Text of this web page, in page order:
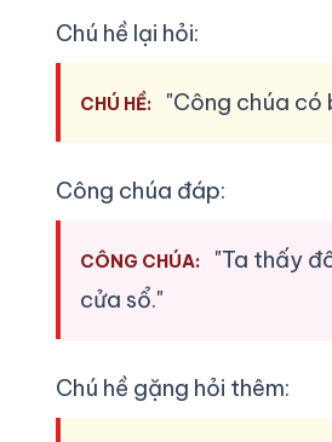
Chú hề lại hỏi:
CHÚ HỀ: "Công chúa
Công chúa đáp:
CÔNG CHÚA:
"Ta thấy
cửa sổ."
Chú hề gặng hỏi thêm: